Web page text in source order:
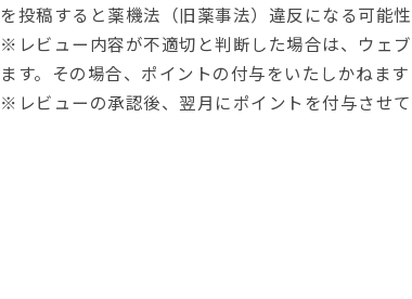
を投稿すると薬機法（旧薬事法）違反になる可能
※レビュー内容が不適切と判断した場合は、ウェ
ます。その場合、ポイントの付与をいたしかねます
※レビューの承認後、翌月にポイントを付与させ